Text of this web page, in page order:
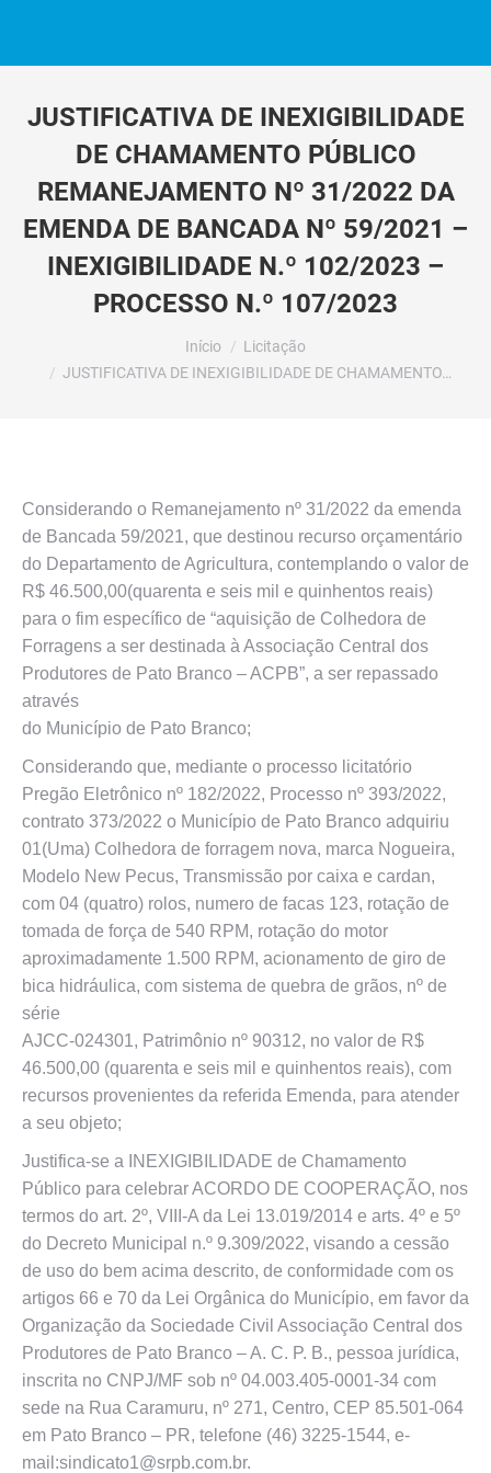
JUSTIFICATIVA DE INEXIGIBILIDADE
DE CHAMAMENTO PÚBLICO
REMANEJAMENTO Nº 31/2022 DA
EMENDA DE BANCADA Nº 59/2021 –
INEXIGIBILIDADE N.º 102/2023 –
PROCESSO N.º 107/2023
Início
Licitação
JUSTIFICATIVA DE INEXIGIBILIDADE DE CHAMAMENTO…
Considerando o Remanejamento nº 31/2022 da emenda
de Bancada 59/2021, que destinou recurso orçamentário
do Departamento de Agricultura, contemplando o valor de
R$ 46.500,00(quarenta e seis mil e quinhentos reais)
para o fim específico de “aquisição de Colhedora de
Forragens a ser destinada à Associação Central dos
Produtores de Pato Branco – ACPB”, a ser repassado
através
do Município de Pato Branco;
Considerando que, mediante o processo licitatório
Pregão Eletrônico nº 182/2022, Processo nº 393/2022,
contrato 373/2022 o Município de Pato Branco adquiriu
01(Uma) Colhedora de forragem nova, marca Nogueira,
Modelo New Pecus, Transmissão por caixa e cardan,
com 04 (quatro) rolos, numero de facas 123, rotação de
tomada de força de 540 RPM, rotação do motor
aproximadamente 1.500 RPM, acionamento de giro de
bica hidráulica, com sistema de quebra de grãos, nº de
série
AJCC-024301, Patrimônio nº 90312, no valor de R$
46.500,00 (quarenta e seis mil e quinhentos reais), com
recursos provenientes da referida Emenda, para atender
a seu objeto;
Justifica-se a INEXIGIBILIDADE de Chamamento
Público para celebrar ACORDO DE COOPERAÇÃO, nos
termos do art. 2º, VIII-A da Lei 13.019/2014 e arts. 4º e 5º
do Decreto Municipal n.º 9.309/2022, visando a cessão
de uso do bem acima descrito, de conformidade com os
artigos 66 e 70 da Lei Orgânica do Município, em favor da
Organização da Sociedade Civil Associação Central dos
Produtores de Pato Branco – A. C. P. B., pessoa jurídica,
inscrita no CNPJ/MF sob nº 04.003.405-0001-34 com
sede na Rua Caramuru, nº 271, Centro, CEP 85.501-064
em Pato Branco – PR, telefone (46) 3225-1544, e-
mail:sindicato1@srpb.com.br.